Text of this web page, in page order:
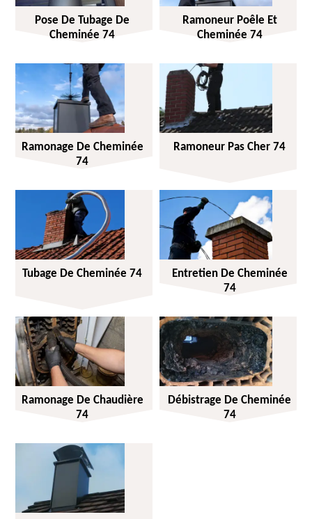
Pose De Tubage De
Cheminée 74
Ramoneur Poêle Et
Cheminée 74
Ramonage De Cheminée
74
Ramoneur Pas Cher 74
Tubage De Cheminée 74
Entretien De Cheminée
74
Ramonage De Chaudière
74
Débistrage De Cheminée
74